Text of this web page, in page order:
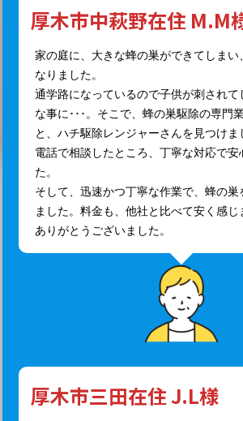
厚木市中萩野在住 M.M
家の庭に、大きな蜂の巣ができてしまい
なりました。
通学路になっているので子供が刺され
な事に･･･。そこで、蜂の巣駆除の専門
と、ハチ駆除レンジャーさんを見つけま
電話で相談したところ、丁寧な対応で安
た。
そして、迅速かつ丁寧な作業で、蜂の
ました。料金も、他社と比べて安く感じ
ありがとうございました。
厚木市三田在住 J.L様